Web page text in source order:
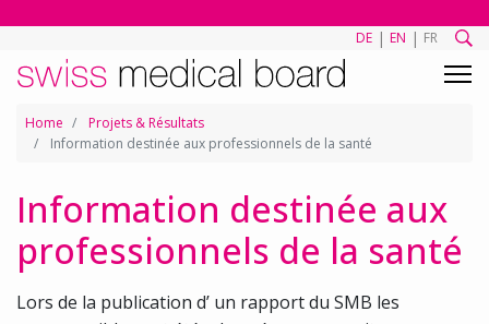
DE | EN | FR
Home
Projets & Résultats
Information destinée aux professionnels de la santé
Information destinée aux
professionnels de la santé
Lors de la publication d’ un rapport du SMB les